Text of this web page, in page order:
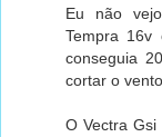
Eu não
Tempra 16v
conseguia
cortar o
O Vectra